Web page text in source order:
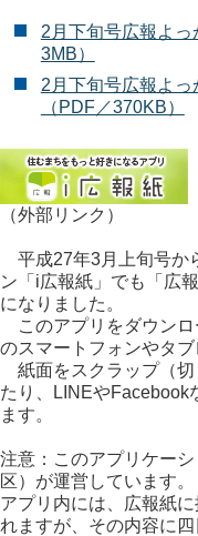
2月下旬号広報よ
3MB）
2月下旬号広報よっ
（PDF／370KB）
（外部リンク）
平成27年3月上旬号か
ン「i広報紙」でも「広
になりました。
このアプリをダウンロ
のスマートフォンやタ
紙面をスクラップ（切
たり、LINEやFacebook
ます。
注意：このアプリケー
区）が運営しています。
アプリ内には、広報紙
れますが、その内容に